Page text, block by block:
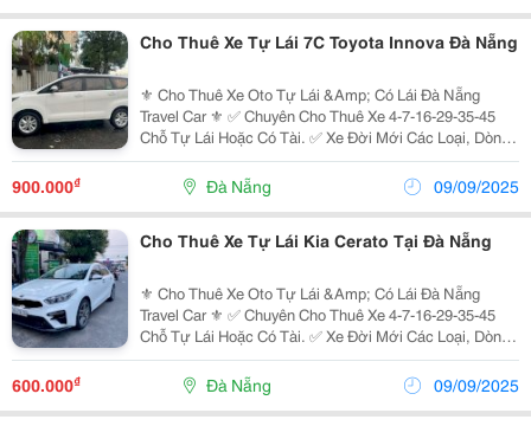
Cho Thuê Xe Tự Lái 7C Toyota Innova Đà Nẵng
⚜️ Cho Thuê Xe Oto Tự Lái &Amp; Có Lái Đà Nẵng
Travel Car ⚜️ ✅ Chuyên Cho Thuê Xe 4-7-16-29-35-45
Chỗ Tự Lái Hoặc Có Tài. ✅ Xe Đời Mới Các Loại, Dòng
Xe Chất Lượng Cao: ̂̃ : I10, Nissan Almera, Mazda 2 3 6,
Accent, Mazda Cx5, Kona, Sonet,...
900.000₫ Đà Nẵng 09/09/2025
Cho Thuê Xe Tự Lái Kia Cerato Tại Đà Nẵng
⚜️ Cho Thuê Xe Oto Tự Lái &Amp; Có Lái Đà Nẵng
Travel Car ⚜️ ✅ Chuyên Cho Thuê Xe 4-7-16-29-35-45
Chỗ Tự Lái Hoặc Có Tài. ✅ Xe Đời Mới Các Loại, Dòng
Xe Chất Lượng Cao: ̂̃ : I10, Nissan Almera, Mazda 2 3 6,
Accent, Mazda Cx5, Kona, Sonet,...
600.000₫ Đà Nẵng 09/09/2025